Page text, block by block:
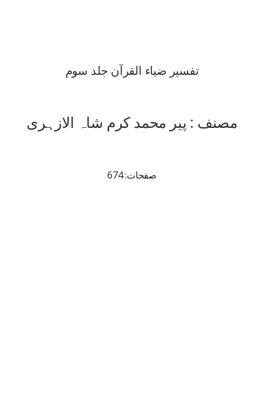
تفسیر ضیاء القرآن جلد سوم
مصنف : پیر محمد کرم شاہ الازہری
صفحات: 674